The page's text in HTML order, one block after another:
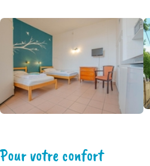
Pour votre confort